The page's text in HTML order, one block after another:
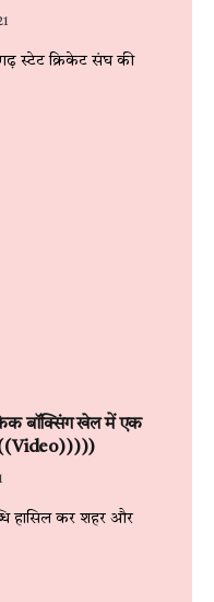
स्टेट क्रिकेट संघ की
बॉक्सिंग खेल में एक
हासिल कर शहर और